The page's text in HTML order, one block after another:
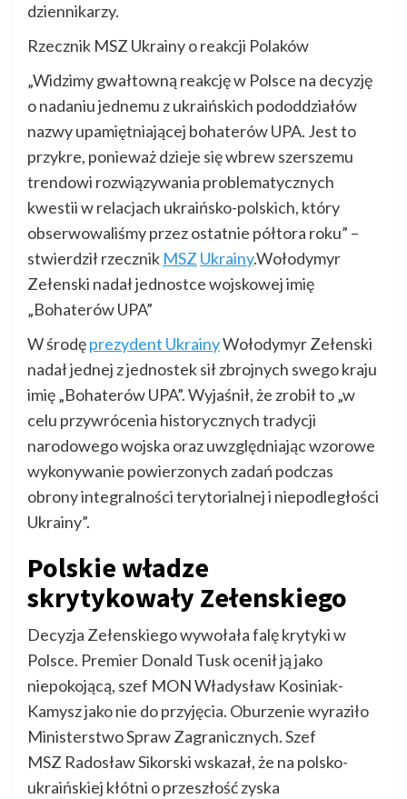
dziennikarzy.
Rzecznik MSZ Ukrainy o reakcji Polaków
„Widzimy gwałtowną reakcję w Polsce na decyzję
o nadaniu jednemu z ukraińskich pododdziałów
nazwy upamiętniającej bohaterów UPA. Jest to
przykre, ponieważ dzieje się wbrew szerszemu
trendowi rozwiązywania problematycznych
kwestii w relacjach ukraińsko-polskich, który
obserwowaliśmy przez ostatnie półtora roku” –
stwierdził rzecznik MSZ Ukrainy.Wołodymyr
Zełenski nadał jednostce wojskowej imię
„Bohaterów UPA”
W środęprezydent UkrainyWołodymyr Zełenski
nadał jednej z jednostek sił zbrojnych swego kraju
imię „Bohaterów UPA”. Wyjaśnił, że zrobił to „w
celu przywrócenia historycznych tradycji
narodowego wojska oraz uwzględniając wzorowe
wykonywanie powierzonych zadań podczas
obrony integralności terytorialnej i niepodległości
Ukrainy”.
Polskie władze
skrytykowały Zełenskiego
Decyzja Zełenskiego wywołała falę krytyki w
Polsce. Premier Donald Tusk ocenił ją jako
niepokojącą, szef MON Władysław Kosiniak-
Kamysz jako nie do przyjęcia. Oburzenie wyraziło
Ministerstwo Spraw Zagranicznych. Szef
MSZ Radosław Sikorski wskazał, że na polsko-
ukraińskiej kłótni o przeszłość zyska